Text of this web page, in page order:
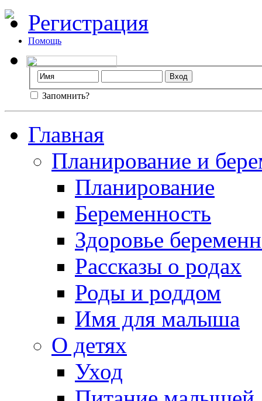
Регистрация
Помощь
Запомнить?
Главная
Планирование и
Планирование
Беременность
Здоровье
Рассказы о родах
Роды и роддом
Имя для малыша
О детях
Уход